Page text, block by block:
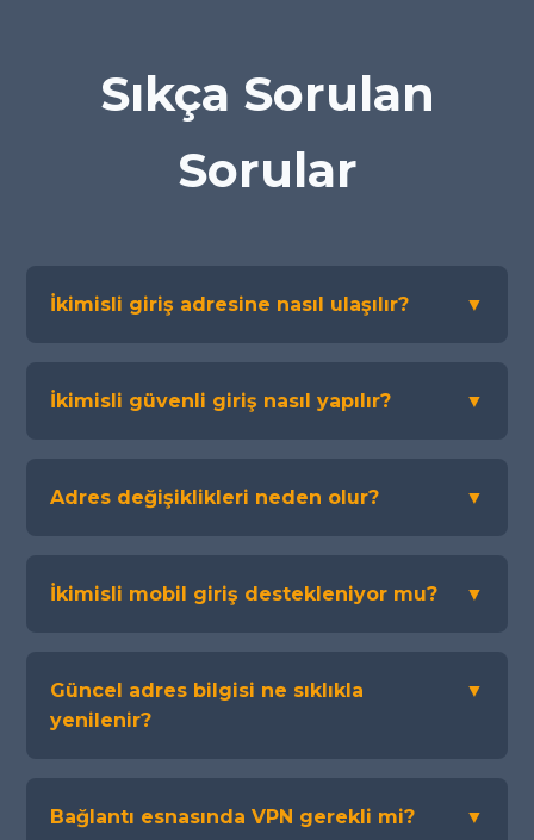
Sıkça Sorulan
Sorular
İkimisli giriş adresine nasıl ulaşılır? ▼
İkimisli güvenli giriş nasıl yapılır? ▼
Adres değişiklikleri neden olur? ▼
İkimisli mobil giriş destekleniyor mu? ▼
Güncel adres bilgisi ne sıklıkla
yenilenir?
▼
Bağlantı esnasında VPN gerekli mi? ▼